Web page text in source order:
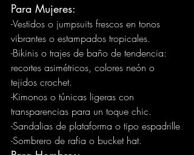
Para Mujeres:
-Vestidos o jumpsuits frescos en tonos
vibrantes o estampados tropicales.
-Bikinis o trajes de baño de tendencia:
recortes asimétricos, colores neón o
tejidos crochet.
-Kimonos o túnicas ligeras con
transparencias para un toque chic.
-Sandalias de plataforma o tipo espadrille
-Sombrero de rafia o bucket hat.